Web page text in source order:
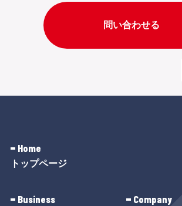
問い合わせる
トップページ
Home
Business Company